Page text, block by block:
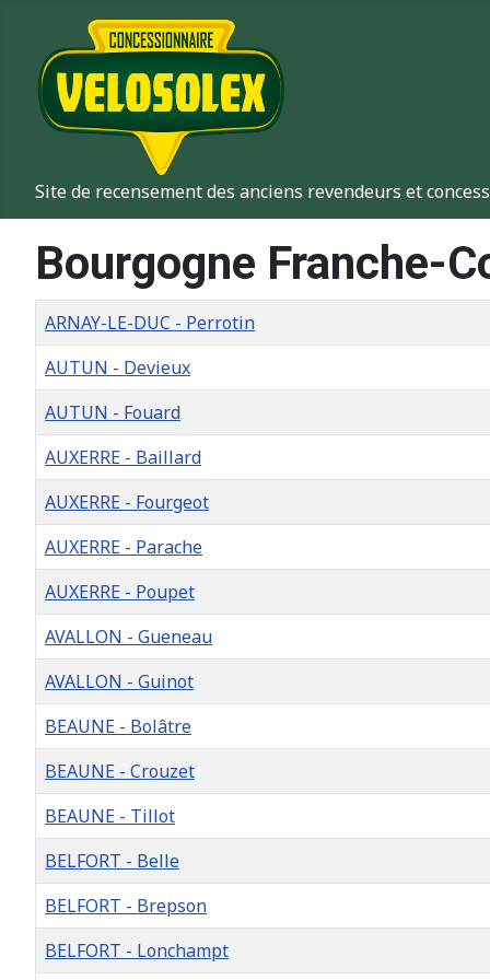
Site de recensement des anciens revendeurs et
Bourgogne Franche-
Titre
ARNAY-LE-DUC - Perrotin
AUTUN - Devieux
AUTUN - Fouard
AUXERRE - Baillard
AUXERRE - Fourgeot
AUXERRE - Parache
AUXERRE - Poupet
AVALLON - Gueneau
AVALLON - Guinot
BEAUNE - Bolâtre
BEAUNE - Crouzet
BEAUNE - Tillot
BELFORT - Belle
BELFORT - Brepson
BELFORT - Lonchampt